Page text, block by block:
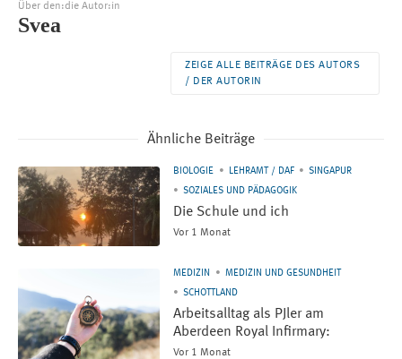
Über den:die Autor:in
Svea
ZEIGE ALLE BEITRÄGE DES AUTORS
/ DER AUTORIN
Ähnliche Beiträge
BIOLOGIE LEHRAMT / DAF
SINGAPUR
SOZIALES UND PÄDAGOGIK
Die Schule und ich
Vor 1 Monat
MEDIZIN
MEDIZIN UND GESUNDHEIT
SCHOTTLAND
Arbeitsalltag als PJler am
Aberdeen Royal Infirmary:
Vor 1 Monat